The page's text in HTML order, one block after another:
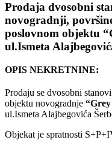
Prodaja dvosobni
novogradnji,
poslovnom objektu
ul.Ismeta
OPIS NEKRETNINE:
Prodaju se dvosobni
objektu novogradnje “Grey
ul.Ismeta Alajbegovića
Objekat je spratnosti